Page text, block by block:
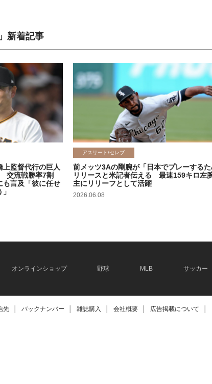
新着記事
上監督代行の巨人
交流戦勝率7割
も言及「彼に任せ
アスリート/セレブ
前メッツ3Aの剛腕が「日本でプレーするた
リリースと米記者伝える 最速159キロ左
主にリリーフとして活躍
2026.06.08
オンラインショップ 野球 MLB サッカー
先 バックナンバー 雑誌購入 会社概要 広告掲載について